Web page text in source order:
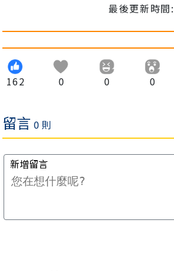
最後更新時
162 0 0 0